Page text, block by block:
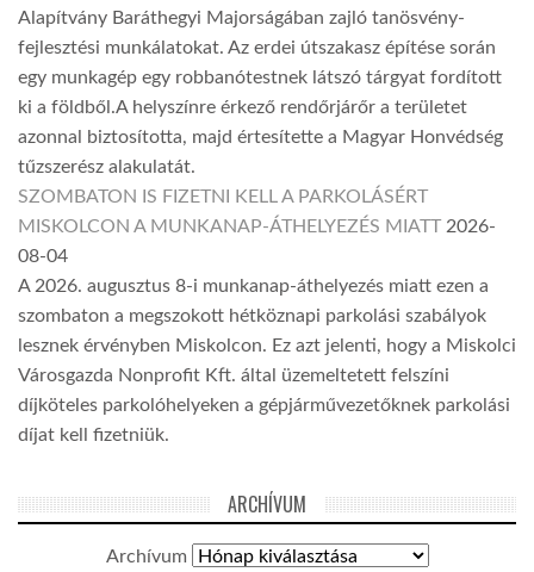
Alapítvány Baráthegyi Majorságában zajló tanösvény-
fejlesztési munkálatokat. Az erdei útszakasz építése során
egy munkagép egy robbanótestnek látszó tárgyat fordított
ki a földből.A helyszínre érkező rendőrjárőr a területet
azonnal biztosította, majd értesítette a Magyar Honvédség
tűzszerész alakulatát.
SZOMBATON IS FIZETNI KELL A PARKOLÁSÉRT
MISKOLCON A MUNKANAP-ÁTHELYEZÉS MIATT 2026-
08-04
A 2026. augusztus 8-i munkanap-áthelyezés miatt ezen a
szombaton a megszokott hétköznapi parkolási szabályok
lesznek érvényben Miskolcon. Ez azt jelenti, hogy a Miskolci
Városgazda Nonprofit Kft. által üzemeltetett felszíni
díjköteles parkolóhelyeken a gépjárművezetőknek parkolási
díjat kell fizetniük.
ARCHÍVUM
Archívum